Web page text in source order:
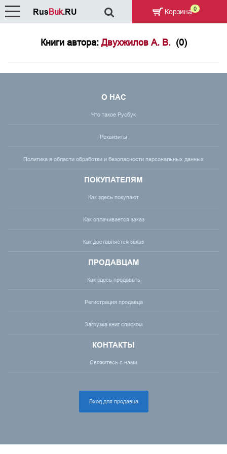
Книги автора: Двухжилов А. В. (0)
О НАС
Что такое Русбук
Реквизиты
Политика в области обработки и безопасности персональных данных
ПОКУПАТЕЛЯМ
Как здесь покупают
Как оплачивается заказ
Как доставляется заказ
ПРОДАВЦАМ
Как здесь продавать
Регистрация продавца
Загрузка книг списком
КОНТАКТЫ
Свяжитесь с нами
Вход для продавца
RusBuk.RU Корзина 0